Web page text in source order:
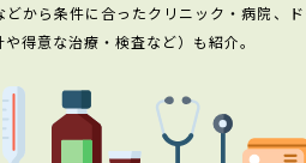
から条件に合ったクリニック・病院、ド
得意な治療・検査など）も紹介。